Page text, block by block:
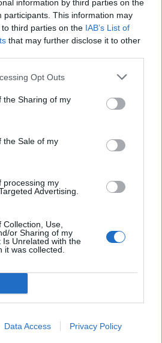
information by third parties on the
participants. This information may
third parties on the IAB’s List of
that may further disclose it to other
Opt Outs
the Sharing of my
the Sale of my
processing my
Advertising.
Use,
or Sharing of my
Is Unrelated with the
it was collected.
Data Access Privacy Policy
de 2026
de Tortosa amplia el
de les obres de l’aparcament
patrimoni, turisme i
vestits de paper guanyen força
juliol de 2026